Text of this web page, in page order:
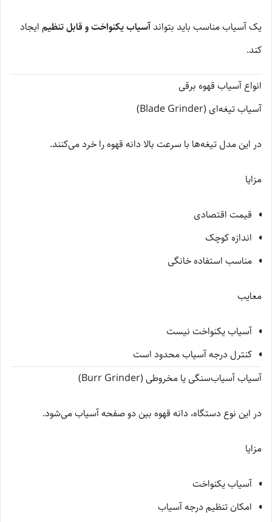
یک آسیاب مناسب باید بتواندآسیاب یکنواخت و قابل تنظیم ایجاد
کند.
انواع آسیاب قهوه برقی
آسیاب تیغه‌ای (Blade Grinder)
در این مدل تیغه‌ها با سرعت بالا دانه قهوه را خرد می‌کنند.
مزایا
قیمت اقتصادی
اندازه کوچک
مناسب استفاده خانگی
معایب
آسیاب یکنواخت نیست
کنترل درجه آسیاب محدود است
آسیاب آسیاب‌سنگی یا مخروطی (Burr Grinder)
در این نوع دستگاه، دانه قهوه بین دو صفحه آسیاب می‌شود.
مزایا
آسیاب یکنواخت
امکان تنظیم درجه آسیاب